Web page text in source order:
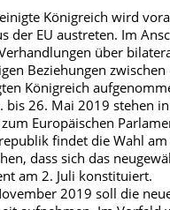
Königreich wird
der EU austreten. Im
über
Beziehungen zwischen
Königreich
bis 26. Mai 2019 stehen
Europäischen
findet die Wahl
dass sich das
am 2. Juli konstituiert.
2019 soll die